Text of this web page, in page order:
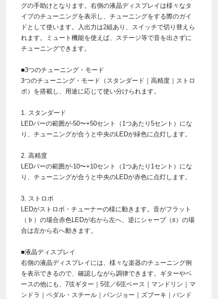
グの手助けとなります。右側の液晶ディスプレイは様々なタ
イプのチューニングを表示し、チューニングをする際のガイ
ドとして使います。入出力は2組あり、スイッチで切り替えら
れます。ミュート機能を使えば、ステージ等で音を出さずに
チューニングできます。
■3つのチューニング・モード
3つのチューニング・モード（スタンダード｜高精度｜ストロ
ボ）を搭載し、用途に応じて使い分けられます。
1. スタンダード
LEDバーの範囲が-50〜+50セント（1つあたり5セント）にな
り、チューニングが合うと中央のLEDが緑色に点灯します。
2. 高精度
LEDバーの範囲が-10〜+10セント（1つあたり1セント）にな
り、チューニングが合うと中央のLEDが赤色に点灯します。
3. ストロボ
LEDがストロボ・チューナーの様に動きます。音がフラット
（♭）の場合赤色LEDが右から左へ、逆にシャープ（♯）の場
合は左から右へ動きます。
■液晶ディスプレイ
右側の液晶ディスプレイには、様々な楽器のチューニング例
を表示できるので、確認しながら調律できます。ギターやベ
ースの他にも、7弦ギター｜5弦／6弦ベース｜マンドリン｜マ
ンドラ｜ペダル・スチール｜バンジョー｜ズブーキ｜バンド